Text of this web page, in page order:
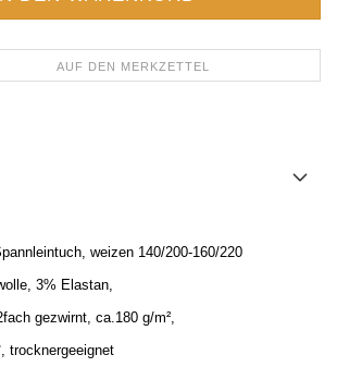
AUF DEN MERKZETTEL
weizen 140/200-160/220
3% Elastan,
gezwirnt, ca.180 g/m²,
trocknergeeignet